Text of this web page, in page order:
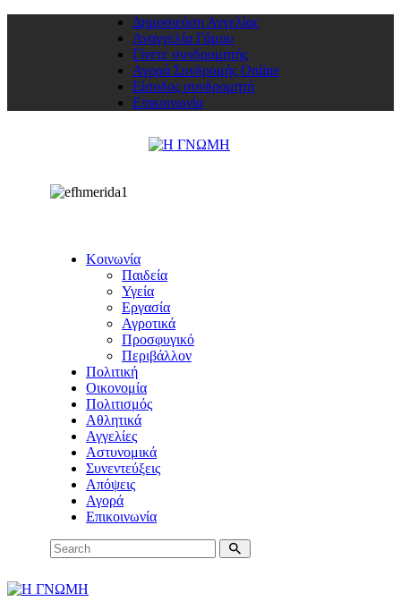
Δημοσιεύση Αγγελίας
Αναγγελία Γάμου
Γίνετε συνδρομητής
Αγορά Συνδρομής Online
Είσοδος συνδρομητή
Επικοινωνία
Κοινωνία
Παιδεία
Υγεία
Εργασία
Αγροτικά
Προσφυγικό
Περιβάλλον
Πολιτική
Οικονομία
Πολιτισμός
Αθλητικά
Αγγελίες
Αστυνομικά
Συνεντεύξεις
Απόψεις
Αγορά
Επικοινωνία